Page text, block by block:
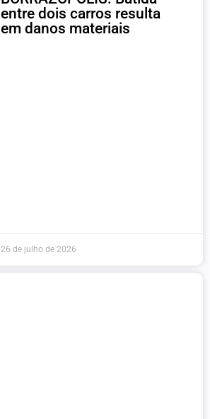
entre dois carros resulta
em danos materiais
26 de julho de 2026